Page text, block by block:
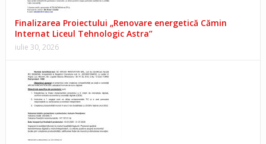
Finalizarea Proiectului „Renovare energetică Cămin
Internat Liceul Tehnologic Astra”
iulie 30, 2026